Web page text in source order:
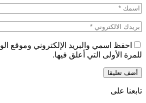
احفظ اسمي والبريد الإلكتروني وموقع
للمرة الأولى التي أعلق فيها.
تابعنا على